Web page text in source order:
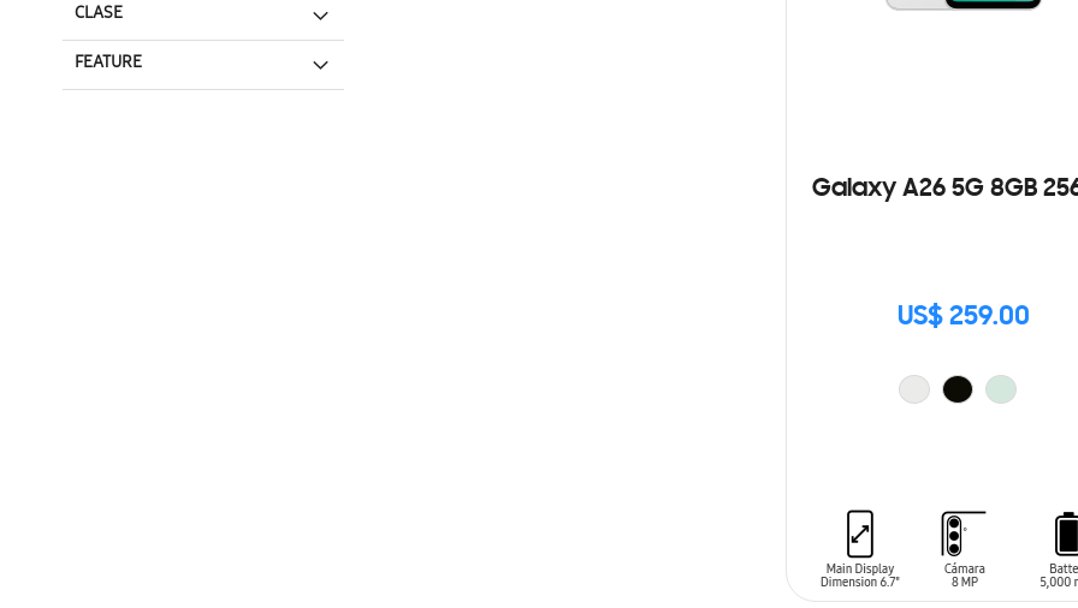
Galaxy A26 5G 8GB
US$ 259.00
CLASE
FEATURE